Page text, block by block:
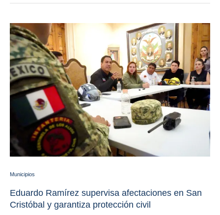
Municipios
Eduardo Ramírez supervisa afectaciones en San
Cristóbal y garantiza protección civil